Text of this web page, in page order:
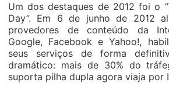
Um dos destaques de 2012 foi o
Day”. Em 6 de junho de 2012
provedores de conteúdo da
Google, Facebook e Yahoo!,
seus serviços de forma
dramático: mais de 30% do
suporta pilha dupla agora viaja por